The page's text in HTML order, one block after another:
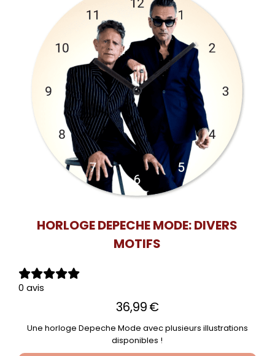
HORLOGE DEPECHE MODE: DIVERS
MOTIFS
0 avis
36,99€
Une horloge Depeche Mode avec plusieurs illustrations
disponibles !